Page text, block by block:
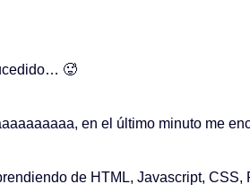
🥵
en el último minuto me
de HTML, Javascript,